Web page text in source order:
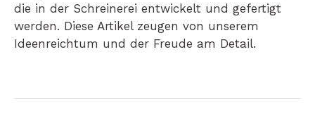
die in der Schreinerei entwickelt und gefertigt
werden. Diese Artikel zeugen von unserem
Ideenreichtum und der Freude am Detail.